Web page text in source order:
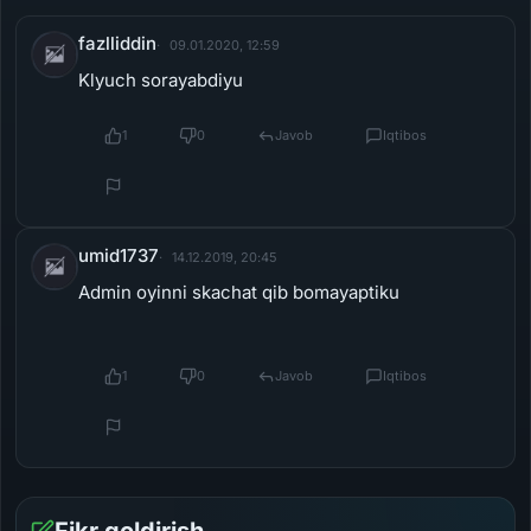
fazlliddin 09.01.2020, 12:59
Klyuch sorayabdiyu
1 0 Javob Iqtibos
umid1737 14.12.2019, 20:45
Admin oyinni skachat qib bomayaptiku
1 0 Javob Iqtibos